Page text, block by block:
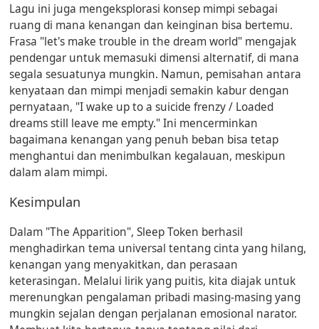
Lagu ini juga mengeksplorasi konsep mimpi sebagai
ruang di mana kenangan dan keinginan bisa bertemu.
Frasa "let's make trouble in the dream world" mengajak
pendengar untuk memasuki dimensi alternatif, di mana
segala sesuatunya mungkin. Namun, pemisahan antara
kenyataan dan mimpi menjadi semakin kabur dengan
pernyataan, "I wake up to a suicide frenzy / Loaded
dreams still leave me empty." Ini mencerminkan
bagaimana kenangan yang penuh beban bisa tetap
menghantui dan menimbulkan kegalauan, meskipun
dalam alam mimpi.
Kesimpulan
Dalam "The Apparition", Sleep Token berhasil
menghadirkan tema universal tentang cinta yang hilang,
kenangan yang menyakitkan, dan perasaan
keterasingan. Melalui lirik yang puitis, kita diajak untuk
merenungkan pengalaman pribadi masing-masing yang
mungkin sejalan dengan perjalanan emosional narator.